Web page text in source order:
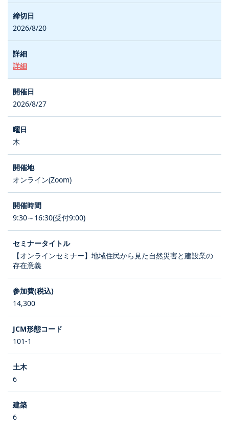
2026/8/20
詳細
2026/8/27
木
オンライン(Zoom)
9:30～16:30(受付9:00)
【オンラインセミナー】地域住民から見た自然災害と建設業の
存在意義
14,300
101-1
6
6